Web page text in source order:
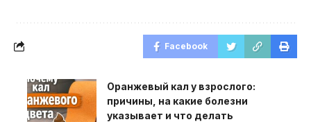
Facebook
Оранжевый кал у взрослого:
причины, на какие болезни
указывает и что делать